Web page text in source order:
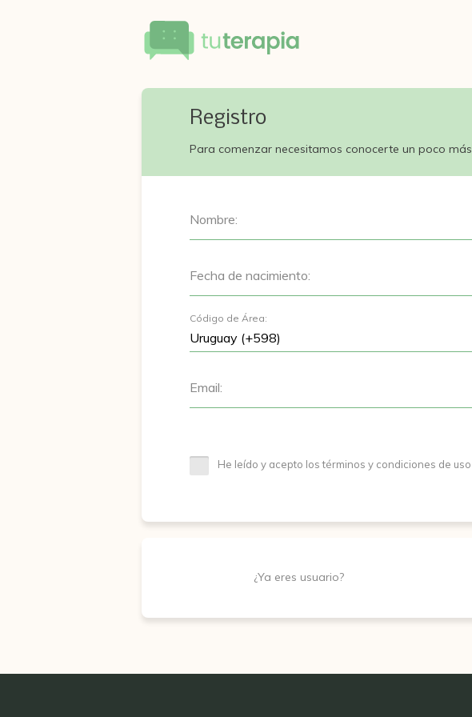
Registro
Para comenzar necesitamos conocerte un poco más
Nombre:
Fecha de nacimiento:
Código de Área:
Email:
He leído y acepto los términos y condiciones de uso
¿Ya eres usuario?